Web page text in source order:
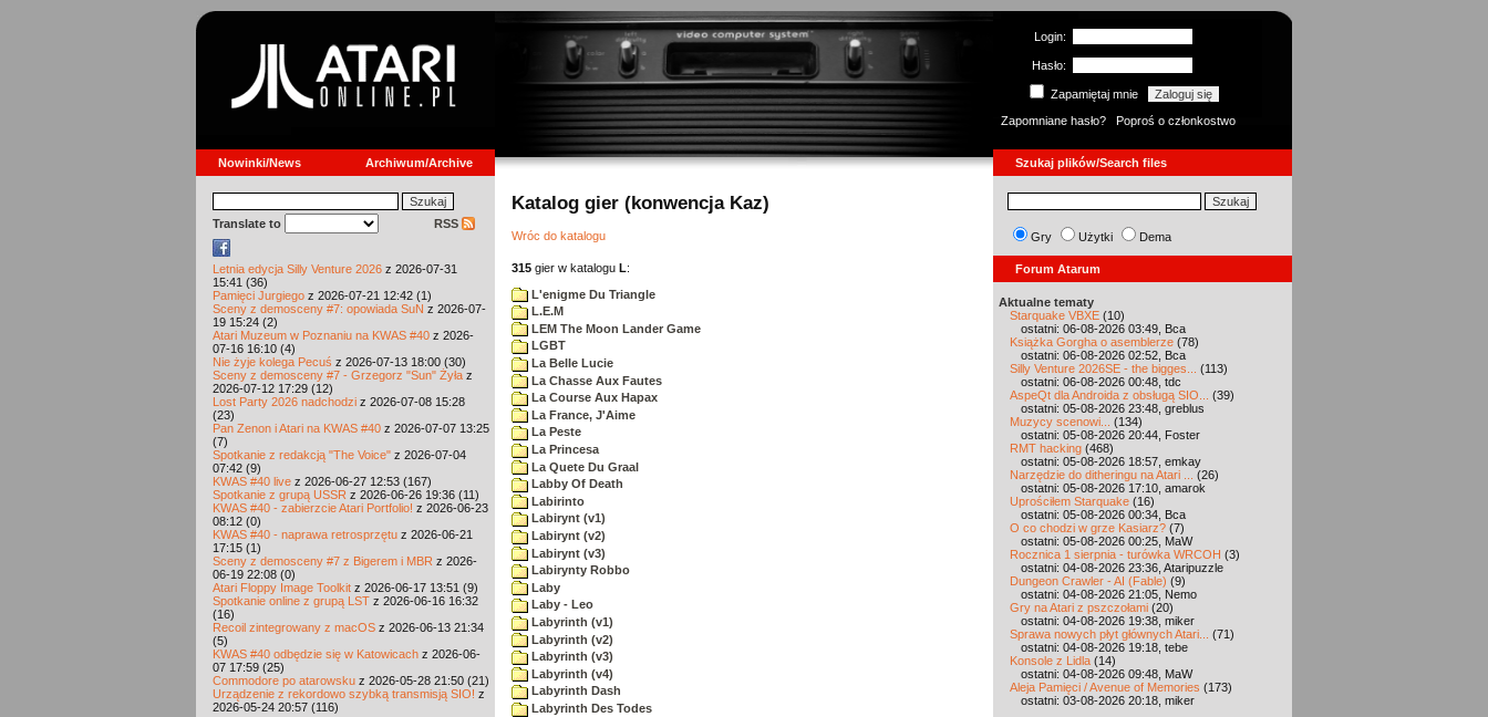
Login:
Hasło:
Zapamiętaj mnie
Zapomniane hasło?
Poproś o członkostwo
Nowinki/News Archiwum/Archive Szukaj plików/Search files
Translate to RSS
Letnia edycja Silly Venture 2026 z 2026-07-31
15:41 (36)
Pamięci Jurgiego z 2026-07-21 12:42 (1)
Sceny z demosceny #7: opowiada SuN z 2026-07-
19 15:24 (2)
Atari Muzeum w Poznaniu na KWAS #40 z 2026-
07-16 16:10 (4)
Nie żyje kolega Pecuś z 2026-07-13 18:00 (30)
Sceny z demosceny #7 - Grzegorz "Sun" Żyła z
2026-07-12 17:29 (12)
Lost Party 2026 nadchodzi z 2026-07-08 15:28
(23)
Pan Zenon i Atari na KWAS #40 z 2026-07-07 13:25
(7)
Spotkanie z redakcją "The Voice" z 2026-07-04
07:42 (9)
KWAS #40 live z 2026-06-27 12:53 (167)
Spotkanie z grupą USSR z 2026-06-26 19:36 (11)
KWAS #40 - zabierzcie Atari Portfolio! z 2026-06-23
08:12 (0)
KWAS #40 - naprawa retrosprzętu z 2026-06-21
17:15 (1)
Sceny z demosceny #7 z Bigerem i MBR z 2026-
06-19 22:08 (0)
Atari Floppy Image Toolkit z 2026-06-17 13:51 (9)
Spotkanie online z grupą LST z 2026-06-16 16:32
(16)
Recoil zintegrowany z macOS z 2026-06-13 21:34
(5)
KWAS #40 odbędzie się w Katowicach z 2026-06-
07 17:59 (25)
Commodore po atarowsku z 2026-05-28 21:50 (21)
Urządzenie z rekordowo szybką transmisją SIO! z
2026-05-24 20:57 (116)
Katalog gier (konwencja Kaz)
Wróc do katalogu
315 gier w katalogu L:
L'enigme Du Triangle
L.E.M
LEM The Moon Lander Game
LGBT
La Belle Lucie
La Chasse Aux Fautes
La Course Aux Hapax
La France, J'Aime
La Peste
La Princesa
La Quete Du Graal
Labby Of Death
Labirinto
Labirynt (v1)
Labirynt (v2)
Labirynt (v3)
Labirynty Robbo
Laby
Laby - Leo
Labyrinth (v1)
Labyrinth (v2)
Labyrinth (v3)
Labyrinth (v4)
Labyrinth Dash
Labyrinth Des Todes
Gry Użytki Dema
Forum Atarum
Aktualne tematy
Starquake VBXE (10)
ostatni: 06-08-2026 03:49, Bca
Książka Gorgha o asemblerze (78)
ostatni: 06-08-2026 02:52, Bca
Silly Venture 2026SE - the bigges...
(113)
ostatni: 06-08-2026 00:48, tdc
AspeQt dla Androida z obsługą SIO...
(39)
ostatni: 05-08-2026 23:48, greblus
Muzycy scenowi...
(134)
ostatni: 05-08-2026 20:44, Foster
RMT hacking (468)
ostatni: 05-08-2026 18:57, emkay
Narzędzie do ditheringu na Atari ...
(26)
ostatni: 05-08-2026 17:10, amarok
Uprościłem Starquake (16)
ostatni: 05-08-2026 00:34, Bca
O co chodzi w grze Kasiarz? (7)
ostatni: 05-08-2026 00:25, MaW
Rocznica 1 sierpnia - turówka WRCOH (3)
ostatni: 04-08-2026 23:36, Ataripuzzle
Dungeon Crawler - AI (Fable) (9)
ostatni: 04-08-2026 21:05, Nemo
Gry na Atari z pszczołami (20)
ostatni: 04-08-2026 19:38, miker
Sprawa nowych płyt głównych Atari...
(71)
ostatni: 04-08-2026 19:18, tebe
Konsole z Lidla (14)
ostatni: 04-08-2026 09:48, MaW
Aleja Pamięci / Avenue of Memories (173)
ostatni: 03-08-2026 20:18, miker